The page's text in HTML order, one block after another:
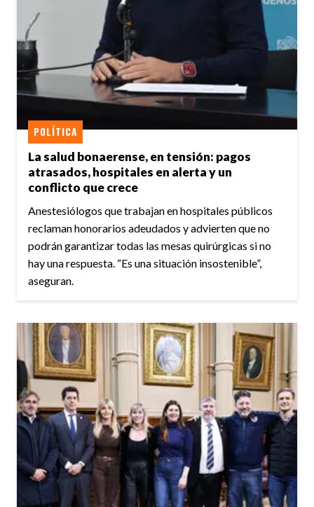
La salud bonaerense, en tensión: pagos
atrasados, hospitales en alerta y un
conflicto que crece
POLÍTICA
Anestesiólogos que trabajan en hospitales públicos
reclaman honorarios adeudados y advierten que no
podrán garantizar todas las mesas quirúrgicas si no
hay una respuesta. “Es una situación insostenible”,
aseguran.